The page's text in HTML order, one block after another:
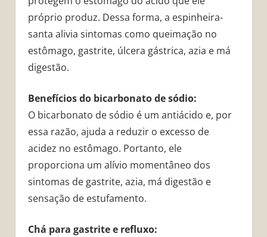
próprio produz. Dessa forma, a espinheira-
santa alivia sintomas como queimação no
estômago, gastrite, úlcera gástrica, azia e má
digestão.
Benefícios do bicarbonato de sódio:
O bicarbonato de sódio é um antiácido e, por
essa razão, ajuda a reduzir o excesso de
acidez no estômago. Portanto, ele
proporciona um alívio momentâneo dos
sintomas de gastrite, azia, má digestão e
sensação de estufamento.
Chá para gastrite e refluxo: